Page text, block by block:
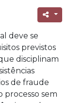
deve se
previstos
que disciplinam
de fraude
processo sem